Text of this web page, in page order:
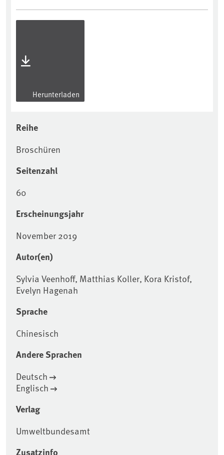
Herunterladen
Reihe
Broschüren
Seitenzahl
60
Erscheinungsjahr
November 2019
Autor(en)
Sylvia Veenhoff, Matthias Koller, Kora Kristof,
Evelyn Hagenah
Sprache
Chinesisch
Andere Sprachen
Deutsch
Englisch
Verlag
Umweltbundesamt
Zusatzinfo